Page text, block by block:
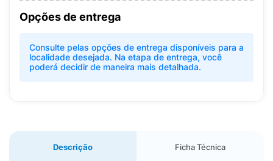
Opções de entrega
Consulte pelas opções de entrega disponíveis para a
localidade desejada. Na etapa de entrega, você
poderá decidir de maneira mais detalhada.
Descrição Ficha Técnica